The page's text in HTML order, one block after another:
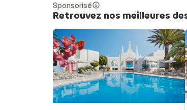
Sponsorisé
Retrouvez nos meilleures